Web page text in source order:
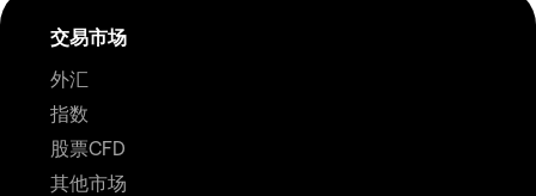
交易市场
外汇
指数
股票CFD
其他市场